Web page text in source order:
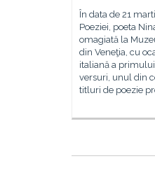
În data de 21
Poeziei, poeta
omagiată la
din Veneţia, cu
italiană a
versuri, unul din
titluri de poezie